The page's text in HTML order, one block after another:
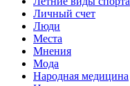
Личный счет
Люди
Места
Мнения
Мода
Народная медицина